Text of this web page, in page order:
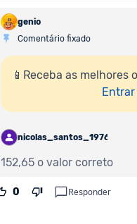
genio
Comentário fixado
📱Receba as
nicolas_santos_1976053
152,65 o valor correto
0 Responder